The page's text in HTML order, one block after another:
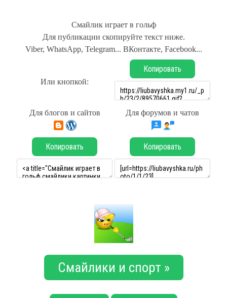
Смайлик играет в гольф
Для публикации скопируйте текст ниже.
Viber, WhatsApp, Telegram... ВКонтакте, Facebook...
Или кнопкой:
Копировать
Для блогов и сайтов Для форумов и чатов
Копировать Копировать
Смайлики и спорт »